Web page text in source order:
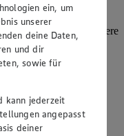
zugeben und für weitere
Pfeffer, Majoran und
vor dem
Erwachsenen laut
ein, um
unserer
deine Daten,
und dir
sowie für
kann jederzeit
angepasst
deiner